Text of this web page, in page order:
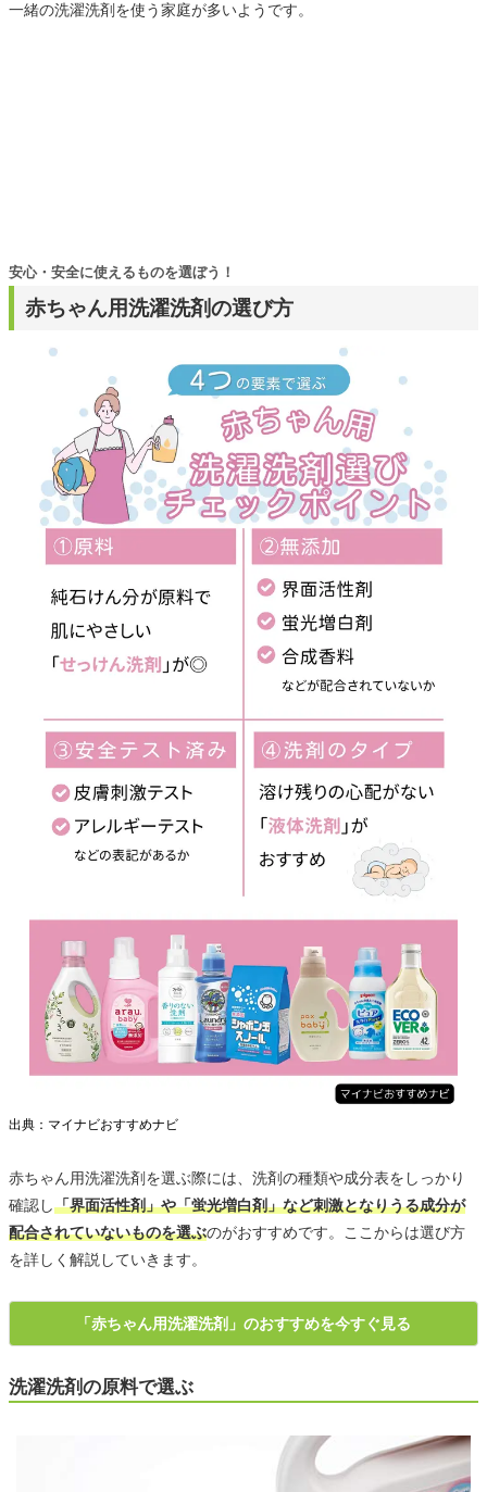
一緒の洗濯洗剤を使う家庭が多いようです。
赤ちゃん用洗濯洗剤の選び方
安心・安全に使えるものを選ぼう！
出典：マイナビおすすめナビ
赤ちゃん用洗濯洗剤を選ぶ際には、洗剤の種類や成分表をしっかり
確認し「界面活性剤」や「蛍光増白剤」など刺激となりうる成分が
配合されていないものを選ぶのがおすすめです。ここからは選び方
を詳しく解説していきます。
「赤ちゃん用洗濯洗剤」のおすすめを今すぐ見る
洗濯洗剤の原料で選ぶ